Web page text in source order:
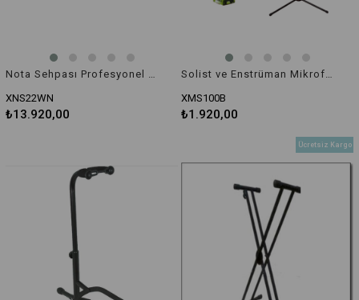
XNS22WN
₺13.920,00
XMS100B
₺1.920,00
Ücretsiz Kargo